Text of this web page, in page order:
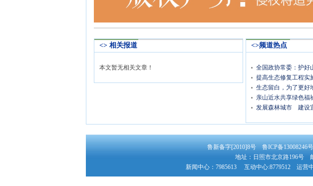
<> 相关报道
本文暂无相关文章！
<>频道热点
全国政协常委：护好
提高生态修复工程实
生态留白，为了更好
亲山近水共享绿色福
发展森林城市 建设
鲁新备字[2010]8号 鲁ICP备13008246
地址：日照市北京路196号
新闻中心：7985613 互动中心:8779512 运营